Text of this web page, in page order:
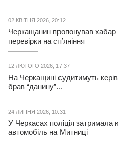
02 КВІТНЯ 2026, 20:12
Черкащанин пропонував хабар
перевірки на сп’яніння
12 ЛЮТОГО 2026, 17:37
На Черкащині судитимуть
брав “данину”...
24 ЛИПНЯ 2026, 10:31
У Черкасах поліція затримала
автомобіль на Митниці